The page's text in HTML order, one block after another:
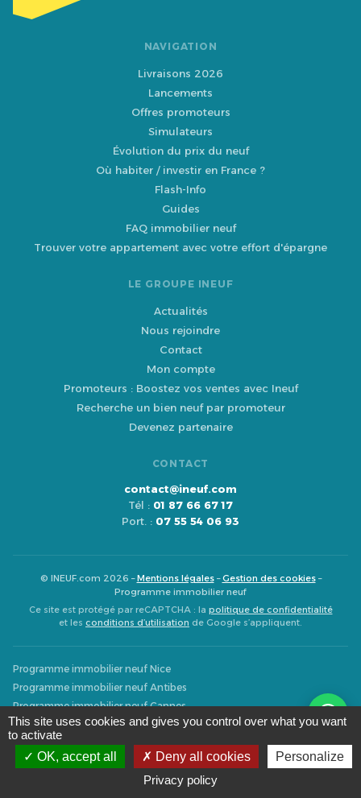
NAVIGATION
Livraisons 2026
Lancements
Offres promoteurs
Simulateurs
Évolution du prix du neuf
Où habiter / investir en France ?
Flash-Info
Guides
FAQ immobilier neuf
Trouver votre appartement avec votre effort d'épargne
LE GROUPE INEUF
Actualités
Nous rejoindre
Contact
Mon compte
Promoteurs : Boostez vos ventes avec Ineuf
Recherche un bien neuf par promoteur
Devenez partenaire
CONTACT
contact@ineuf.com
Tél : 01 87 66 67 17
Port. : 07 55 54 06 93
© INEUF.com 2026 –Mentions légales–Gestion des cookies–
Programme immobilier neuf
Ce site est protégé par reCAPTCHA : la politique de confidentialité
et les conditions d’utilisation de Google s’appliquent.
Programme immobilier neuf Nice
Programme immobilier neuf Antibes
Programme immobilier neuf Cannes
Programme immobilier neuf Cagnes-sur-Mer
Programme immobilier neuf Vallauris
Programme immobilier neuf Saint-Laurent-du-Var
Programme immobilier neuf Villeneuve-Loubet
This site uses cookies and gives you control over what you want
to activate
OK, accept all
Deny all cookies
Personalize
Privacy policy